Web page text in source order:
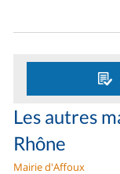
Les autres
Rhône
Mairie d'Affoux